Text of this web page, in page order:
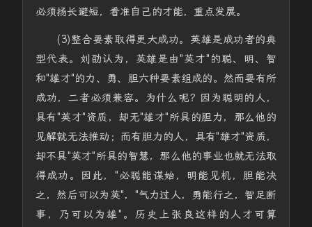
必须扬长避短，看准自己的才能，重点发展。
(3)整合要素取得更大成功。英雄是成功者的典
型代表。刘劭认为，英雄是由"英才"的聪、明、智
和"雄才"的力、勇、胆六种要素组成的。然而要有所
成功，二者必须兼容。为什么呢？因为聪明的人，
具有"英才"资质，却无"雄才"所具的胆力，那么他的
见解就无法推动；而有胆力的人，具有"雄才"资质，
却不具"英才"所具的智慧，那么他的事业也就无法取
得成功。因此，"必聪能谋始，明能见机，胆能决
之，然后可以为英"，"气力过人，勇能行之，智足断
事，乃可以为雄"。历史上张良这样的人才可算